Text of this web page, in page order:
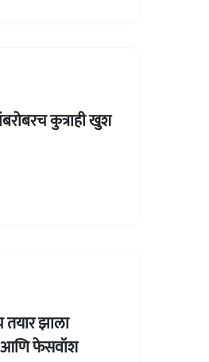
कुत्राही खुश
झाला
आणि फेसवॉश